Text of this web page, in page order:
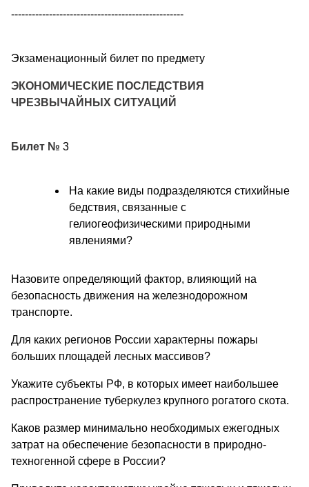
--------------------------------------------------
Экзаменационный билет по предмету
ЭКОНОМИЧЕСКИЕ ПОСЛЕДСТВИЯ
ЧРЕЗВЫЧАЙНЫХ СИТУАЦИЙ
Билет № 3
На какие виды подразделяются стихийные
бедствия, связанные с
гелиогеофизическими природными
явлениями?
Назовите определяющий фактор, влияющий на
безопасность движения на железнодорожном
транспорте.
Для каких регионов России характерны пожары
больших площадей лесных массивов?
Укажите субъекты РФ, в которых имеет наибольшее
распространение туберкулез крупного рогатого скота.
Каков размер минимально необходимых ежегодных
затрат на обеспечение безопасности в природно-
техногенной сфере в России?